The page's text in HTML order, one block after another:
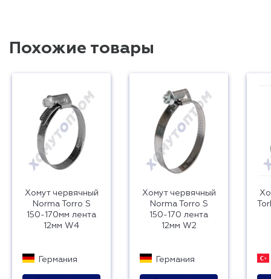
Похожие товары
Хомут червячный
Norma Torro S
150-170мм лента
12мм W4
Германия
Хомут червячный
Norma Torro S
150-170 лента
12мм W2
Германия